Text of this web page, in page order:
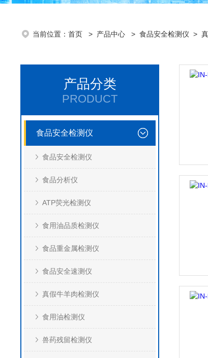
当前位置： 首页 > 产品中心 > 食品安全检测仪 >
产品分类
PRODUCT
食品安全检测仪
食品安全检测仪
食品分析仪
ATP荧光检测仪
食用油品质检测仪
食品重金属检测仪
食品安全速测仪
真假牛羊肉检测仪
食用油检测仪
兽药残留检测仪